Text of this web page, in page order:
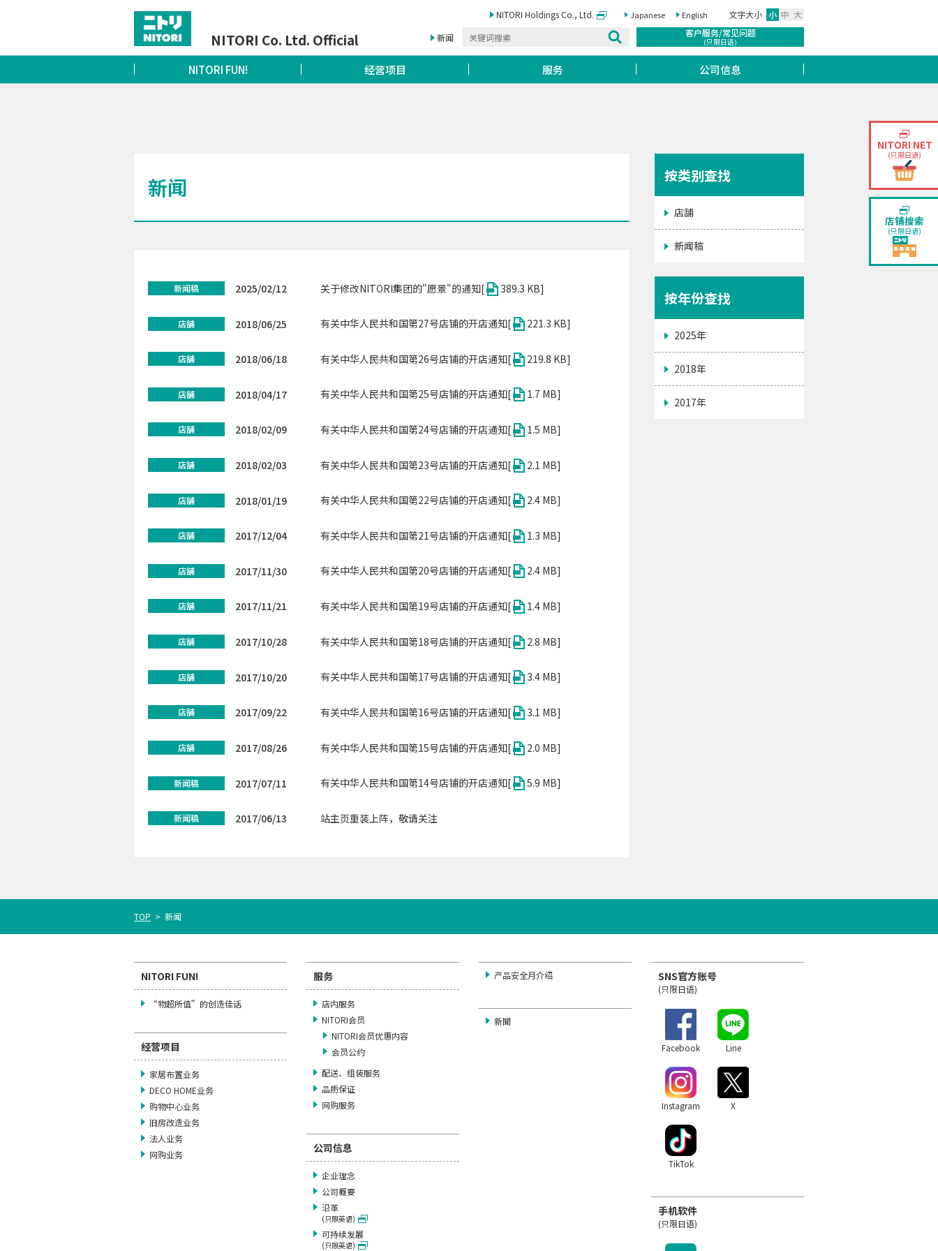
NITORI Co. Ltd. Official
NITORI FUN! 经营项目 服务 公司信息
文字大小 小 中 大
客户服务/常见问题
(只限日语)
新闻
NITORI HoldingsCo., Ltd. Japanese English
新闻 按类别查找
店舗
新闻稿
按年份查找
2025年
2018年
2017年
新闻稿 2025/02/12 关于修改NITORI集团的"愿景"的通知[ 389.3 KB]
店舗 2018/06/25 有关中华人民共和国第27号店铺的开店通知[ 221.3 KB]
店舗 2018/06/18 有关中华人民共和国第26号店铺的开店通知[ 219.8 KB]
店舗 2018/04/17 有关中华人民共和国第25号店铺的开店通知[ 1.7 MB]
店舗 2018/02/09 有关中华人民共和国第24号店铺的开店通知[ 1.5 MB]
店舗 2018/02/03 有关中华人民共和国第23号店铺的开店通知[ 2.1 MB]
店舗 2018/01/19 有关中华人民共和国第22号店铺的开店通知[ 2.4 MB]
店舗 2017/12/04 有关中华人民共和国第21号店铺的开店通知[ 1.3 MB]
店舗 2017/11/30 有关中华人民共和国第20号店铺的开店通知[ 2.4 MB]
店舗 2017/11/21 有关中华人民共和国第19号店铺的开店通知[ 1.4 MB]
店舗 2017/10/28 有关中华人民共和国第18号店铺的开店通知[ 2.8 MB]
店舗 2017/10/20 有关中华人民共和国第17号店铺的开店通知[ 3.4 MB]
店舗 2017/09/22 有关中华人民共和国第16号店铺的开店通知[ 3.1 MB]
店舗 2017/08/26 有关中华人民共和国第15号店铺的开店通知[ 2.0 MB]
新闻稿 2017/07/11 有关中华人民共和国第14号店铺的开店通知[ 5.9 MB]
新闻稿 2017/06/13 站主页重装上阵，敬请关注
TOP > 新闻
NITORI FUN!
“物超所值”的创造佳话
经营项目
家居布置业务
DECO HOME业务
购物中心业务
旧房改造业务
法人业务
网购业务
服务
店内服务
NITORI会员
NITORI会员优惠内容
会员公约
配送、组装服务
品质保证
网购服务
公司信息
企业理念
公司概要
沿革
(只限英语)
可持续发展
(只限英语)
产品安全月介绍
新聞
SNS官方账号
(只限日语)
Facebook Line
Instagram X
TikTok
手机软件
(只限日语)
NITORI NET
(只限日语)
店铺搜索
(只限日语)